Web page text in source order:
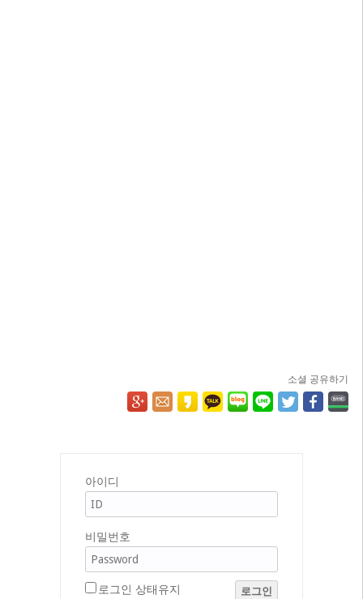
소셜 공유하기
아이디
비밀번호
로그인 상태유지 로그인